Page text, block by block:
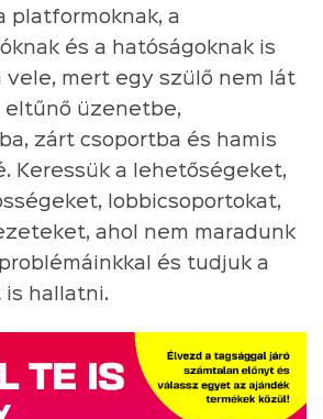
platformoknak, a
és a hatóságoknak is
vele, mert egy szülő nem lát
eltűnő üzenetbe,
zárt csoportba és hamis
Keressük a lehetőségeket,
lobbicsoportokat,
ahol nem maradunk
és tudjuk a
is hallatni.